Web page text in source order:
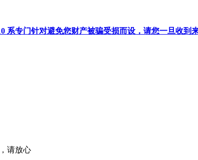
系专门针对避免您财产被骗受损而设，请您一旦收到
请放心